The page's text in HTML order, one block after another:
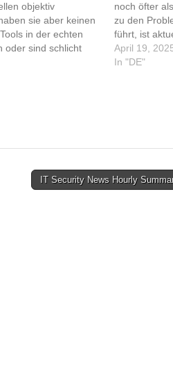
objektiv
sie aber keinen
in der echten
oder sind schlicht
relevant
ändern. Dieser
noch öfter
zu den
führt, ist
wurde
Entwicklung
April 19,
In "DE"
IT Security News Hourly